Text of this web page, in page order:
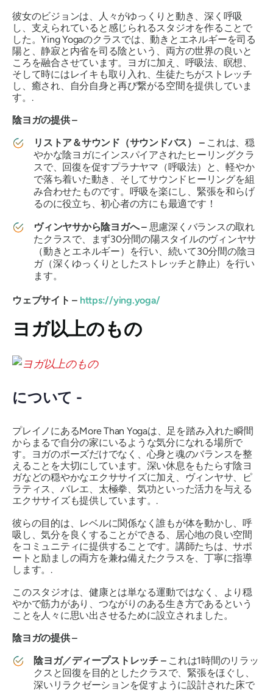
彼女のビジョンは、人々がゆっくりと動き、深く呼吸
し、支えられていると感じられるスタジオを作ることで
した。Ying Yogaのクラスでは、動きとエネルギーを司る
陽と、静寂と内省を司る陰という、両方の世界の良いと
ころを融合させています。ヨガに加え、呼吸法、瞑想、
そして時にはレイキも取り入れ、生徒たちがストレッチ
し、癒され、自分自身と再び繋がる空間を提供していま
す。.
陰ヨガの提供 –
リストア＆サウンド（サウンドバス） – これは、穏
やかな陰ヨガにインスパイアされたヒーリングクラ
スで、回復を促すプラナヤマ（呼吸法）と、軽やか
で落ち着いた動き、そしてサウンドヒーリングを組
み合わせたものです。呼吸を楽にし、緊張を和らげ
るのに役立ち、初心者の方にも最適です！
ヴィンヤサから陰ヨガへ – 思慮深くバランスの取れ
たクラスで、まず30分間の陽スタイルのヴィンヤサ
（動きとエネルギー）を行い、続いて30分間の陰ヨ
ガ（深くゆっくりとしたストレッチと静止）を行い
ます。
ウェブサイト – https://ying.yoga/
ヨガ以上のもの
について -
プレイノにあるMore Than Yogaは、足を踏み入れた瞬間
からまるで自分の家にいるような気分になれる場所で
す。ヨガのポーズだけでなく、心身と魂のバランスを整
えることを大切にしています。深い休息をもたらす陰ヨ
ガなどの穏やかなエクササイズに加え、ヴィンヤサ、ピ
ラティス、バレエ、太極拳、気功といった活力を与える
エクササイズも提供しています。.
彼らの目的は、レベルに関係なく誰もが体を動かし、呼
吸し、気分を良くすることができる、居心地の良い空間
をコミュニティに提供することです。講師たちは、サポ
ートと励ましの両方を兼ね備えたクラスを、丁寧に指導
します。.
このスタジオは、健康とは単なる運動ではなく、より穏
やかで筋力があり、つながりのある生き方であるという
ことを人々に思い出させるために設立されました。
陰ヨガの提供 –
陰ヨガ／ディープストレッチ – これは1時間のリラッ
クスと回復を目的としたクラスで、緊張をほぐし、
深いリラクゼーションを促すように設計された床で